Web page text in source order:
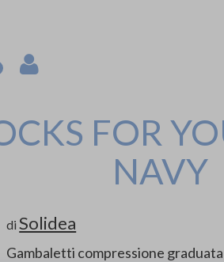
FOR
NAVY
diSolidea
Gambaletti compressione graduata